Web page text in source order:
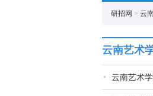
研招网 > 云
云南艺术
云南艺术